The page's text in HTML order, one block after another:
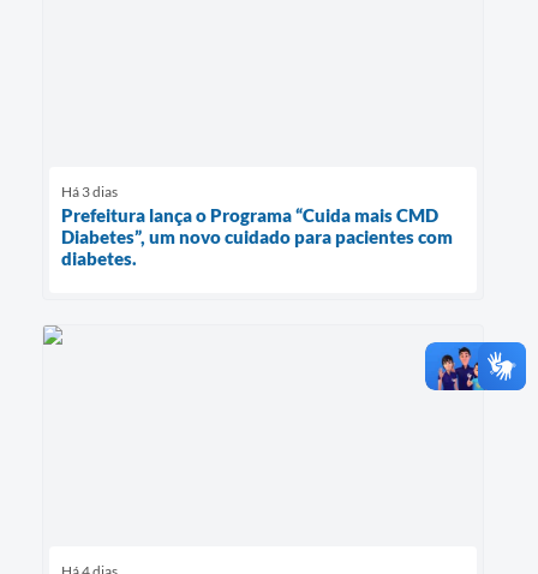
Há 3 dias
Prefeitura lança o Programa “Cuida mais CMD
Diabetes”, um novo cuidado para pacientes com
diabetes.